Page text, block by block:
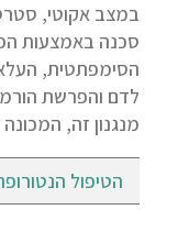
במצב אקוטי,
סכנה באמצעות
הסימפתטית,
לדם והפרשת
מנגנון זה,
הטיפול